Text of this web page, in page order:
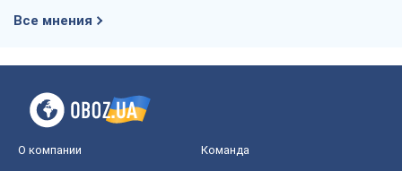
Все мнения
О компании Команда